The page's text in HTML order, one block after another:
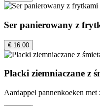
Ser panierowany z
€ 16.00
Placki ziemniaczane z
Aardappel pannenkoeken met